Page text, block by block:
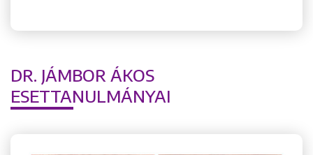
DR. JÁMBOR ÁKOS
ESETTANULMÁNYAI